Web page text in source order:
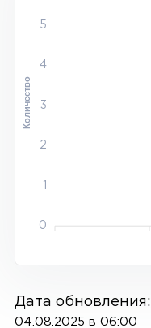
5
4
3
2
1
0
Количество
Дата обновления:
04.08.2025 в 06:00